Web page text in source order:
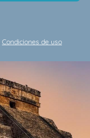
Condiciones de uso